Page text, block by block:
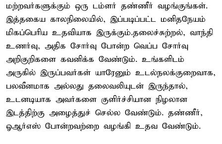
மற்றவர்களுக்கும் ஒரு டம்ளர் தண்ணீர் வழங்குங்கள்.
இத்தகைய காலநிலையில், இப்படிப்பட்ட மனிதநேயம்
மிகப்பெரிய உதவியாக இருக்கும்.தலைச்சுற்றல், வாந்தி
உணர்வு, அதிக சோர்வு போன்ற வெப்ப சோர்வு
அறிகுறிகளை கவனிக்க வேண்டும். உங்களிடம்
அருகில் இருப்பவர்கள் யாரேனும் உடல்நலக்குறைவாக,
பலவீனமாக அல்லது தலைவலியுடன் இருந்தால்,
உடனடியாக அவர்களை குளிர்ச்சியான நிழலான
இடத்திற்கு அழைத்துச் செல்ல வேண்டும். தண்ணீர்,
ஓஆர்எஸ் போன்றவற்றை வழங்கி உதவ வேண்டும்.